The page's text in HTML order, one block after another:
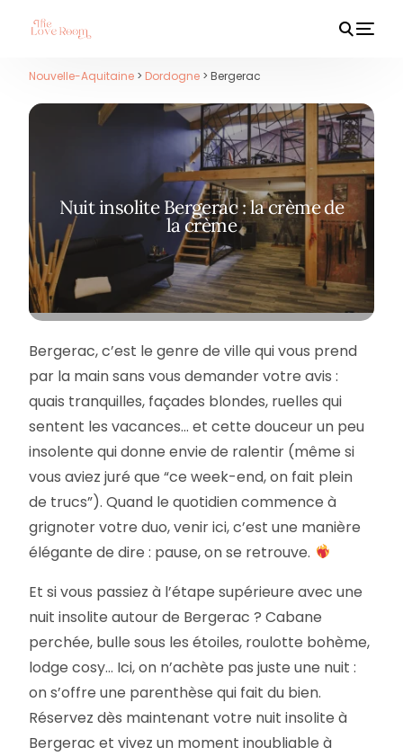
Nouvelle-Aquitaine > Dordogne > Bergerac
Nuit insolite Bergerac : la crème de
la crème
Bergerac, c’est le genre de ville qui vous prend
par la main sans vous demander votre avis :
quais tranquilles, façades blondes, ruelles qui
sentent les vacances… et cette douceur un peu
insolente qui donne envie de ralentir (même si
vous aviez juré que “ce week-end, on fait plein
de trucs”). Quand le quotidien commence à
grignoter votre duo, venir ici, c’est une manière
élégante de dire : pause, on se retrouve.
Et si vous passiez à l’étape supérieure avec une
nuit insolite autour de Bergerac ? Cabane
perchée, bulle sous les étoiles, roulotte bohème,
lodge cosy… Ici, on n’achète pas juste une nuit :
on s’offre une parenthèse qui fait du bien.
Réservez dès maintenant votre nuit insolite à
Bergerac et vivez un moment inoubliable à
HOT